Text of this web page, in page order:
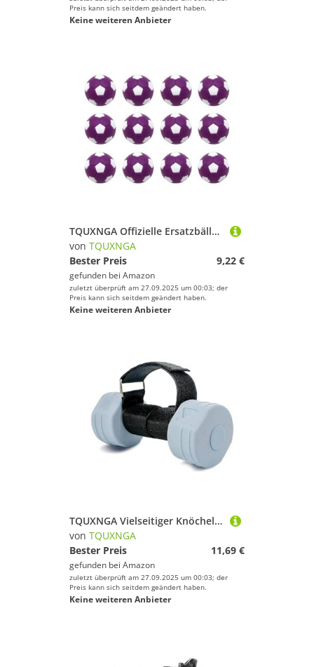
Preis kann sich seitdem geändert haben.
Keine weiteren Anbieter
TQUXNGA Offizielle Ersatzbälle für Tischfußball, 28 mm, 12 Stück
von TQUXNGA
Bester Preis
9,22 €
gefunden bei Amazon
zuletzt überprüft am 27.09.2025 um 00:03; der
Preis kann sich seitdem geändert haben.
Keine weiteren Anbieter
TQUXNGA Vielseitiger Knöchelgewichte Mit Regulierbarem Verschluss Atmungsaktiver Unterstützung Für Bein Workouts Fitnessstudio Häuser Verwenden Sie Haltbarkeit
von TQUXNGA
Bester Preis
11,69 €
gefunden bei Amazon
zuletzt überprüft am 27.09.2025 um 00:03; der
Preis kann sich seitdem geändert haben.
Keine weiteren Anbieter